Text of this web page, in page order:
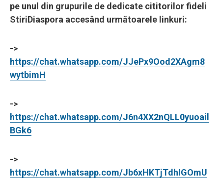
pe unul din grupurile de dedicate cititorilor fideli
StiriDiaspora accesând următoarele linkuri:
->
https://chat.whatsapp.com/JJePx9Ood2XAgm8
wytbimH
->
https://chat.whatsapp.com/J6n4XX2nQLL0yuoail
BGk6
->
https://chat.whatsapp.com/Jb6xHKTjTdhIGOmU